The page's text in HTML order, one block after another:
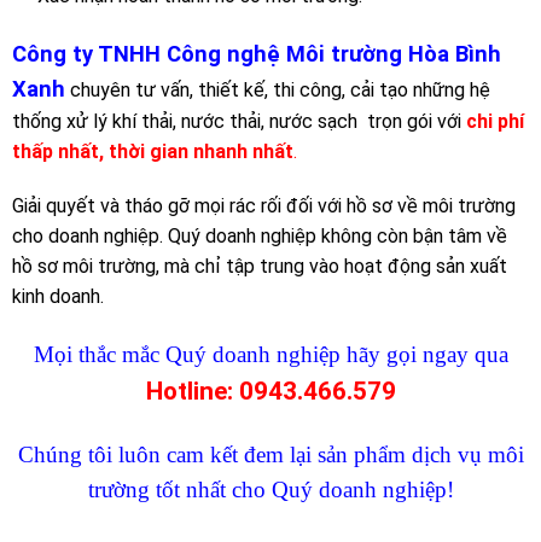
Công ty TNHH Công nghệ Môi trường Hòa Bình
Xanh chuyên tư vấn, thiết kế, thi công, cải tạo những hệ
thống xử lý khí thải, nước thải, nước sạch trọn gói với chi phí
thấp nhất, thời gian nhanh nhất.
Giải quyết và tháo gỡ mọi rác rối đối với hồ sơ về môi trường
cho doanh nghiệp. Quý doanh nghiệp không còn bận tâm về
hồ sơ môi trường, mà chỉ tập trung vào hoạt động sản xuất
kinh doanh.
Mọi thắc mắc Quý doanh nghiệp hãy gọi ngay qua
Hotline: 0943.466.579
Chúng tôi luôn cam kết đem lại sản phẩm dịch vụ môi
trường tốt nhất cho Quý doanh nghiệp!